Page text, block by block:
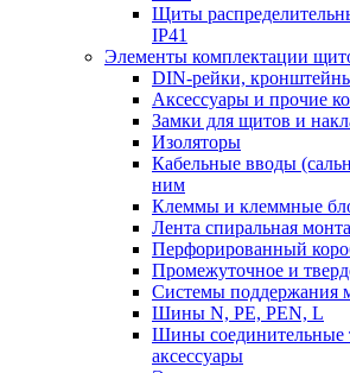
Щиты
IP41
Элементы комплектации
DIN-рейки,
Аксессуары и прочие
Замки для щитов и
Изоляторы
Кабельные вводы
ним
Клеммы и клеммные
Лента спиральная
Перфорированный
Промежуточное и
Системы поддержания
Шины N, PE, PEN, L
Шины соединительные
аксессуары